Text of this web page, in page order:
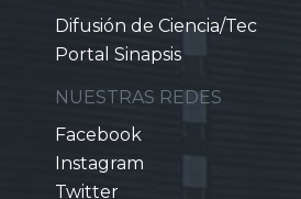
Difusión de Ciencia/Tec
Portal Sinapsis
NUESTRAS REDES
Facebook
Instagram
Twitter